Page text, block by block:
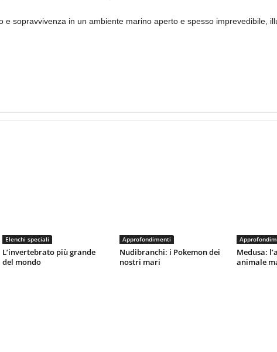
e sopravvivenza in un ambiente marino aperto e spesso imprevedibile,
Elenchi speciali
L’invertebrato più grande
del mondo
Approfondimenti
Nudibranchi: i Pokemon dei
nostri mari
Medusa:
animale